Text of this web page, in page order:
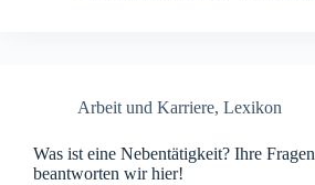
Arbeit und Karriere, Lexikon
Was ist eine Nebentätigkeit? Ihre Fragen
beantworten wir hier!